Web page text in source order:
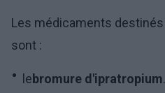
Les médicaments
sont :
lebromure d'ipratropium